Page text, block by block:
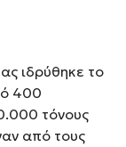
ιδρύθηκε το
400
τόνους
από τους